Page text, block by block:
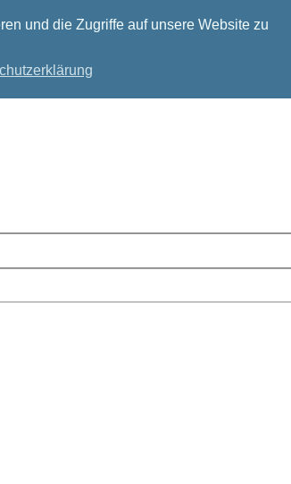
und die Zugriffe auf unsere Website zu